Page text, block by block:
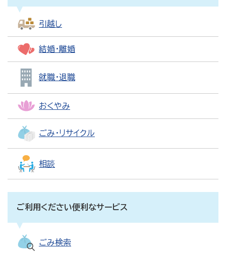
引越し
結婚・離婚
就職・退職
おくやみ
ごみ・リサイクル
相談
ご利用ください便利なサービス
ごみ検索